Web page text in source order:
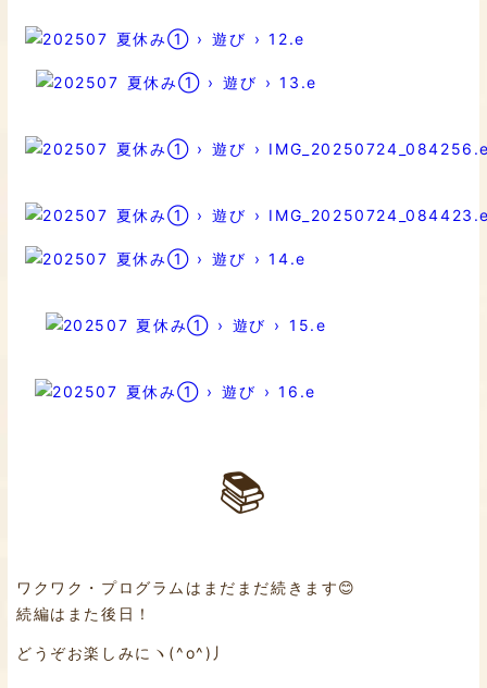
📚
ワクワク・プログラムはまだまだ続きます😊
続編はまた後日！
どうぞお楽しみにヽ(^o^)丿